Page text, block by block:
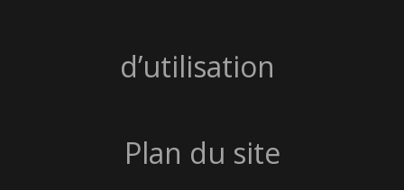
d’utilisation
Plan du site